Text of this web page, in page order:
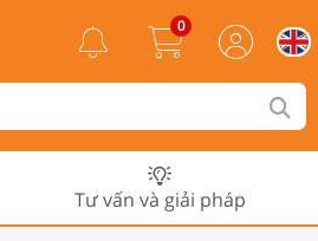
0
Tư vấn và giải pháp